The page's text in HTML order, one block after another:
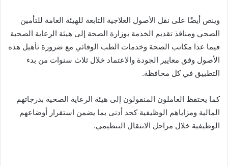
وينص أيضًا على نقل الأصول العلاجية التابعة للهيئة العامة للتأمين
الصحي ومنافذ تقديم الخدمة بوزارة الصحة إلى هيئة الرعاية الصحية
فيما عدا مكاتب الصحة وخدمات الطب الوقائي مع ضرورة تأهيل هذه
الأصول وفق معايير الجودة والاعتماد خلال ثلاث سنوات من بدء
التطبيق في كل محافظة.
كما يحتفظ العاملون المنقولون إلى هيئة الرعاية الصحية بدرجاتهم
المالية ومزاياهم الوظيفية كحد أدنى بما يضمن استقرار أوضاعهم
الوظيفية خلال مراحل الانتقال التنظيمي.